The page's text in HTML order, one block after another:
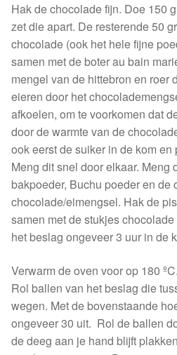
Hak de chocolade fijn. Doe 150
zet die apart. De resterende 50
chocolade (ook het hele fijne
samen met de boter au bain
mengel van de hittebron en roer
eieren door het
afkoelen, om te voorkomen dat
door de warmte van de
ook eerst de suiker in de kom
Meng dit snel door elkaar. Meng
bakpoeder, Buchu poeder en de
chocolade/eimengsel. Hak de
samen met de stukjes
het beslag ongeveer 3 uur in de
Verwarm de oven voor op 180 ºC.
Rol ballen van het beslag die
wegen. Met de bovenstaande
ongeveer 30 uit. Rol de ballen
de deeg aan je hand blijft